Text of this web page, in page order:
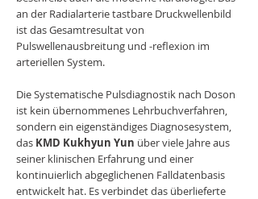
an der Radialarterie tastbare Druckwellenbild
ist das Gesamtresultat von
Pulswellenausbreitung und -reflexion im
arteriellen System.
Die Systematische Pulsdiagnostik nach Doson
ist kein übernommenes Lehrbuchverfahren,
sondern ein eigenständiges Diagnosesystem,
das KMD Kukhyun Yun über viele Jahre aus
seiner klinischen Erfahrung und einer
kontinuierlich abgeglichenen Falldatenbasis
entwickelt hat. Es verbindet das überlieferte